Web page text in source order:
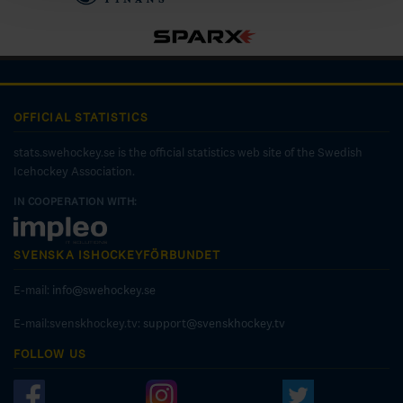
OFFICIAL STATISTICS
stats.swehockey.se is the official statistics web site of the Swedish
Icehockey Association.
IN COOPERATION WITH:
SVENSKA ISHOCKEYFÖRBUNDET
E-mail: info@swehockey.se
E-mail:svenskhockey.tv: support@svenskhockey.tv
FOLLOW US